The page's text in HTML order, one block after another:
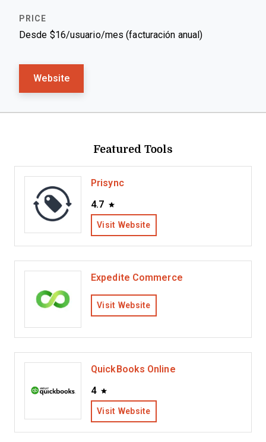
Desde $16/usuario/mes (facturación anual)
Website
Featured Tools
Prisync
4.7
Visit Website
Expedite Commerce
Visit Website
QuickBooks Online
4
Visit Website